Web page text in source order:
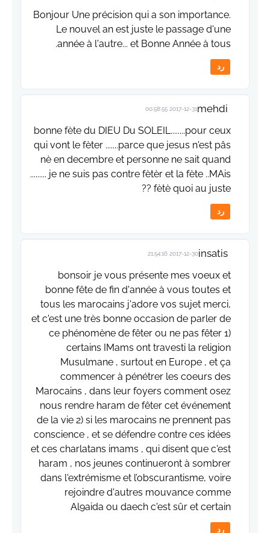
Bonjour Une précision qui a son importance.
Le nouvel an est juste le passage d'une
année à l'autre... et Bonne Année à tous.
رد
mehdi
2017-12-31 00:58:55
bonne fète du DIEU Du SOLEIL........pour ceux
qui vont le fèter .......parce que jesus n'est pâs
nè en decembre et personne ne sait quand
......... je ne suis pas contre fètèr et la fète ..MAis
fètè quoi au juste ??
رد
insatis
2017-12-30 21:54:16
bonsoir je vous présente mes voeux et
bonne fête de fin d'année à vous toutes et
tous les marocains j'adore vos sujet merci,
et c'est une très bonne occasion de parler de
ce phénomène de fêter ou ne pas fêter 1)
certains IMams ont travesti la religion
Musulmane , surtout en Europe , et ça
commencer à pénétrer les coeurs des
Marocains , dans leur foyers comment osez
nous rendre haram de fêter cet événement
de la vie 2) si les marocains ne prennent pas
conscience , et se défendre contre ces idées
et ces charlatans imams , qui disent que c'est
haram , nos jeunes continueront à sombrer
dans l'extrémisme et l’obscurantisme, voire
rejoindre d'autres mouvance comme
Al9aida ou daech c'est sûr et certain
رد